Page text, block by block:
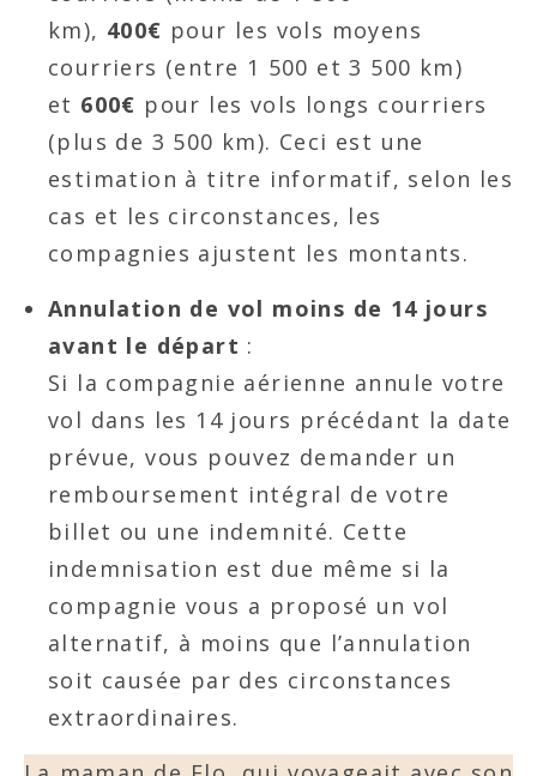
km), 400€ pour les vols moyens
courriers (entre 1 500 et 3 500 km)
et 600€ pour les vols longs courriers
(plus de 3 500 km). Ceci est une
estimation à titre informatif, selon les
cas et les circonstances, les
compagnies ajustent les montants.
Annulation de vol moins de 14 jours
avant le départ :
Si la compagnie aérienne annule votre
vol dans les 14 jours précédant la date
prévue, vous pouvez demander un
remboursement intégral de votre
billet ou une indemnité. Cette
indemnisation est due même si la
compagnie vous a proposé un vol
alternatif, à moins que l’annulation
soit causée par des circonstances
extraordinaires.